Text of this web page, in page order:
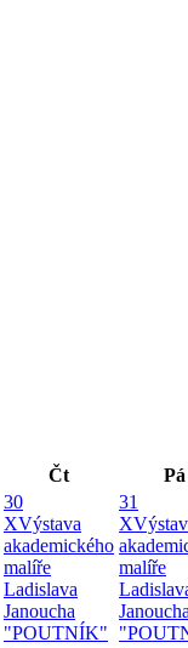
Čt
Pá
30
XVýstava
akademického
malíře
Ladislava
Janoucha
"POUTNÍK"
31
X
malíře